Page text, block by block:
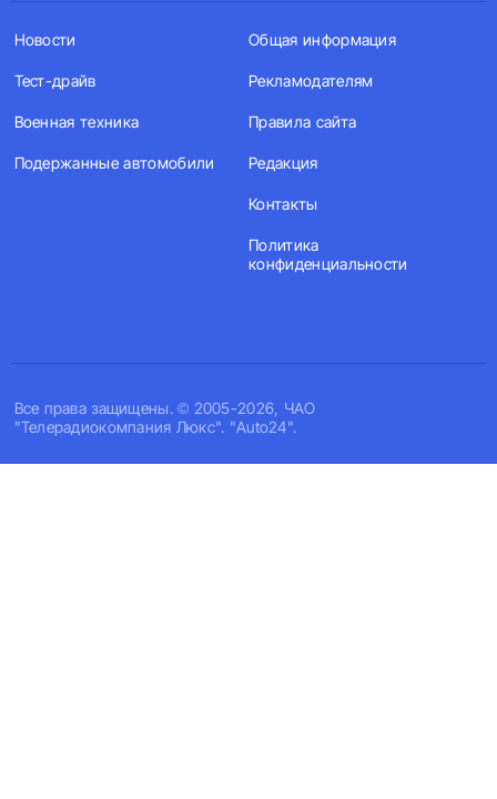
Все права защищены. © 2005-2026, ЧАО
"Телерадиокомпания Люкс". "Auto24".
Новости
Тест-драйв
Военная техника
Подержанные автомобили
Общая информация
Рекламодателям
Правила сайта
Редакция
Контакты
Политика
конфиденциальности